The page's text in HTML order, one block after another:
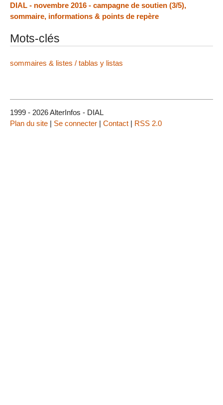
DIAL - novembre 2016 - campagne de soutien (3/5),
sommaire, informations & points de repère
Mots-clés
sommaires & listes / tablas y listas
1999 - 2026 AlterInfos - DIAL
Plan du site | Se connecter | Contact | RSS 2.0